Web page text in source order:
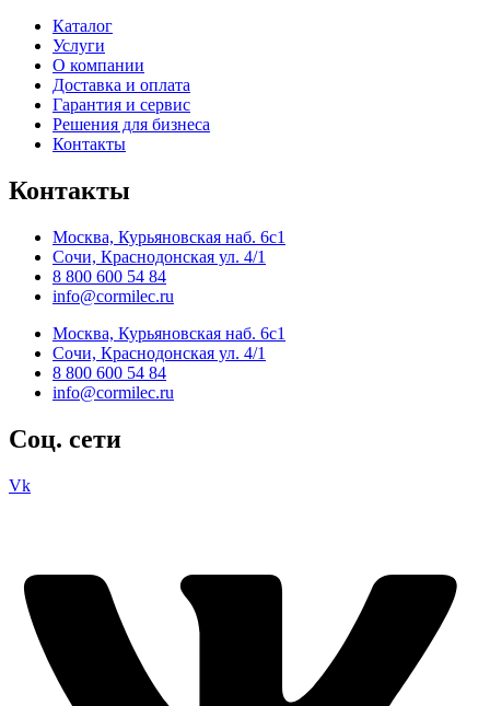
Каталог
Услуги
О компании
Доставка и оплата
Гарантия и сервис
Решения для бизнеса
Контакты
Контакты
Москва, Курьяновская наб. 6с1
Сочи, Краснодонская ул. 4/1
8 800 600 54 84
info@cormilec.ru
Москва, Курьяновская наб. 6с1
Сочи, Краснодонская ул. 4/1
8 800 600 54 84
info@cormilec.ru
Соц. сети
Vk